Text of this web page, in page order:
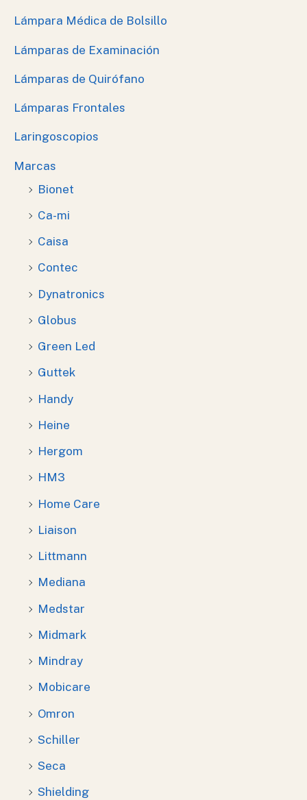
Lámpara Médica de Bolsillo
Lámparas de Examinación
Lámparas de Quirófano
Lámparas Frontales
Laringoscopios
Marcas
Bionet
Ca-mi
Caisa
Contec
Dynatronics
Globus
Green Led
Guttek
Handy
Heine
Hergom
HM3
Home Care
Liaison
Littmann
Mediana
Medstar
Midmark
Mindray
Mobicare
Omron
Schiller
Seca
Shielding